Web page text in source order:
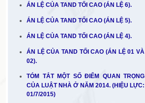
ÁN LỆ CỦA TAND TỐI CAO (ÁN LỆ 6).
ÁN LỆ CỦA TAND TỐI CAO (ÁN LỆ 5).
ÁN LỆ CỦA TAND TỐI CAO (ÁN LỆ 4).
ÁN LỆ CỦA TAND TỐI CAO (ÁN LỆ 01 VÀ
02).
TÓM TẮT MỘT SỐ ĐIỂM QUAN TRỌNG
CỦA LUẬT NHÀ Ở NĂM 2014. (HIỆU LỰC:
01/7/2015)